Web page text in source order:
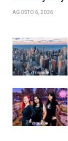
AGOSTO 6, 2026